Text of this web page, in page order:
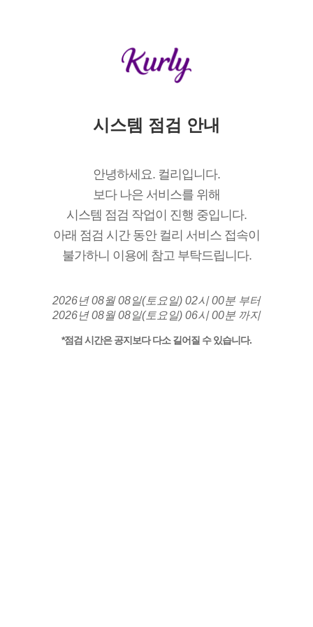
시스템 점검 안내
안녕하세요. 컬리입니다.
보다 나은 서비스를 위해
시스템 점검 작업이 진행 중입니다.
아래 점검 시간 동안 컬리 서비스 접속이
불가하니 이용에 참고 부탁드립니다.
2026년 08월 08일(토요일) 02시 00분 부터
2026년 08월 08일(토요일) 06시 00분 까지
*점검 시간은 공지보다 다소 길어질 수 있습니다.